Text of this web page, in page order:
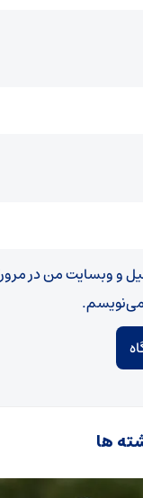
و وبسایت من در
می‌نویسم.
ها